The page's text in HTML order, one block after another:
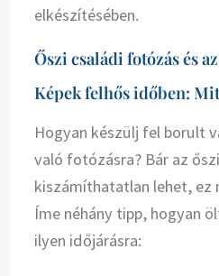
elkészítésében.
Őszi családi fotózás és
Képek felhős időben:
Hogyan készülj fel borult
való fotózásra? Bár az
kiszámíthatatlan lehet, ez
Íme néhány tipp, hogyan
ilyen időjárásra: